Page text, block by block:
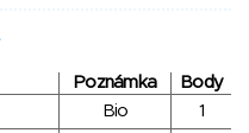
Poznámka
Body
Bio
1